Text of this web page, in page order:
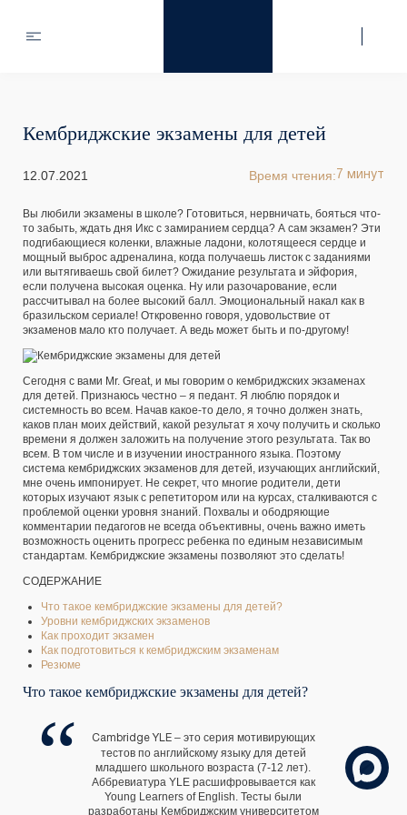
Кембриджские экзамены для детей
12.07.2021 Время чтения: 7 минут
Вы любили экзамены в школе? Готовиться, нервничать, бояться что-
то забыть, ждать дня Икс с замиранием сердца? А сам экзамен? Эти
подгибающиеся коленки, влажные ладони, колотящееся сердце и
мощный выброс адреналина, когда получаешь листок с заданиями
или вытягиваешь свой билет? Ожидание результата и эйфория,
если получена высокая оценка. Ну или разочарование, если
рассчитывал на более высокий балл. Эмоциональный накал как в
бразильском сериале! Откровенно говоря, удовольствие от
экзаменов мало кто получает. А ведь может быть и по-другому!
Сегодня с вами Mr. Great, и мы говорим о кембриджских экзаменах
для детей. Признаюсь честно – я педант. Я люблю порядок и
системность во всем. Начав какое-то дело, я точно должен знать,
каков план моих действий, какой результат я хочу получить и сколько
времени я должен заложить на получение этого результата. Так во
всем. В том числе и в изучении иностранного языка. Поэтому
система кембриджских экзаменов для детей, изучающих английский,
мне очень импонирует. Не секрет, что многие родители, дети
которых изучают язык с репетитором или на курсах, сталкиваются с
проблемой оценки уровня знаний. Похвалы и ободряющие
комментарии педагогов не всегда объективны, очень важно иметь
возможность оценить прогресс ребенка по единым независимым
стандартам. Кембриджские экзамены позволяют это сделать!
СОДЕРЖАНИЕ
Что такое кембриджские экзамены для детей?
Уровни кембриджских экзаменов
Как проходит экзамен
Как подготовиться к кембриджским экзаменам
Резюме
Что такое кембриджские экзамены для детей?
Cambridge YLE– это серия мотивирующих
тестов по английскому языку для детей
младшего школьного возраста (7-12 лет).
Аббревиатура YLE расшифровывается как
Young Learners of English. Тесты были
разработаны Кембриджским университетом